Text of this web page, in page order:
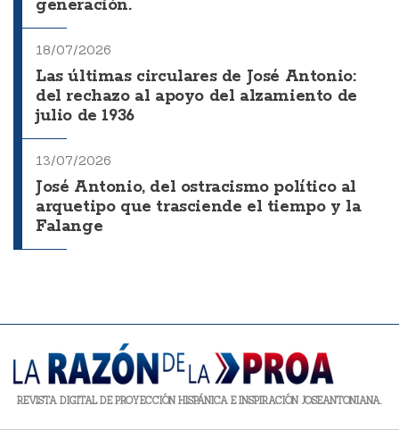
generación.
18/07/2026
Las últimas circulares de José Antonio:
del rechazo al apoyo del alzamiento de
julio de 1936
13/07/2026
José Antonio, del ostracismo político al
arquetipo que trasciende el tiempo y la
Falange
REVISTA DIGITAL DE PROYECCIÓN HISPÁNICA E INSPIRACIÓN JOSEANTONIANA.